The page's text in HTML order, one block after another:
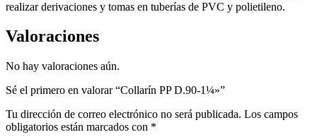
realizar derivaciones y tomas en tuberías de PVC y polietileno.
Valoraciones
No hay valoraciones aún.
Sé el primero en valorar “Collarín PP D.90-1¼»”
Tu dirección de correo electrónico no será publicada. Los campos
obligatorios están marcados con *